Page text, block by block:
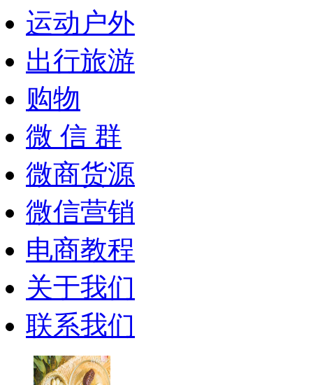
运动户外
出行旅游
购物
微 信 群
微商货源
微信营销
电商教程
关于我们
联系我们